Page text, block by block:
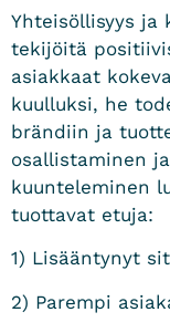
Yhteisöllisyys ja
tekijöitä
asiakkaat
kuulluksi, he
brändiin ja
osallistaminen
kuunteleminen
tuottavat etuja:
1) Lisääntynyt
2) Parempi